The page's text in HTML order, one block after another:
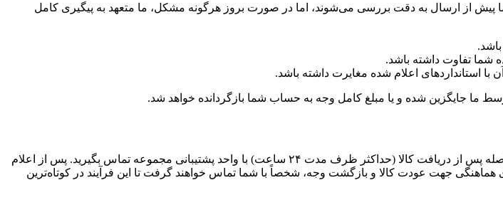
پیش از ارسال به دقت بررسی می‌شوند، اما در صورت بروز هرگونه مشکل، ما متعهد به پیگیری کامل
شما تفاوت داشته باشد.
استانداردهای اعلام شده مغایرت داشته باشد.
ما جایگزین شده و یا مبلغ کامل وجه به حساب شما بازگردانده خواهد شد.
تیم پشتیبانی اژاو مدیکال همواره در کنار شماست. برای ثبت درخواست مرجوعی، کافی است بلافاصله پس از دریافت کالا (حداکثر ظرف مدت ۲۴ ساعت) با واحد پشتیبانی مجموعه تماس بگیرید. پس از اعلام
جهت عودت کالا و بازگشت وجه، شخصاً با شما تماس خواهند گرفت تا این فرآیند در کوتاه‌ترین